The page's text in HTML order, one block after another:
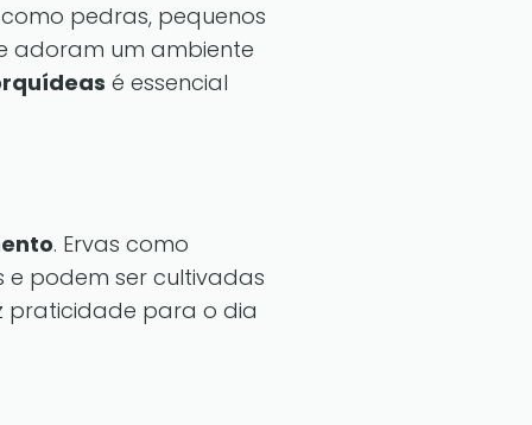
pedras, pequenos
adoram um ambiente
é essencial
. Ervas como
e podem ser cultivadas
praticidade para o dia